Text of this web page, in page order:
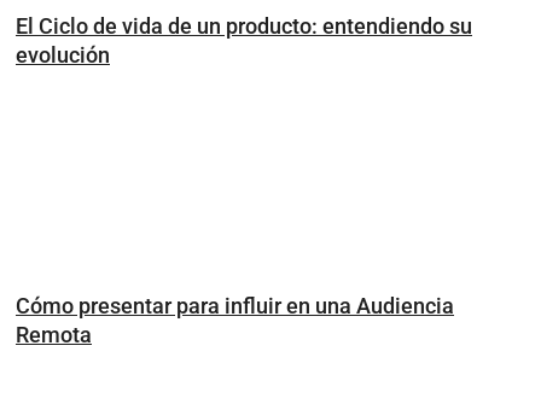
El Ciclo de vida de un producto: entendiendo su
evolución
Cómo presentar para influir en una Audiencia
Remota